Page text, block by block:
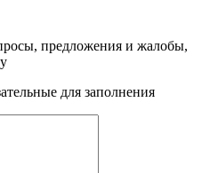
предложения и жалобы,
для заполнения